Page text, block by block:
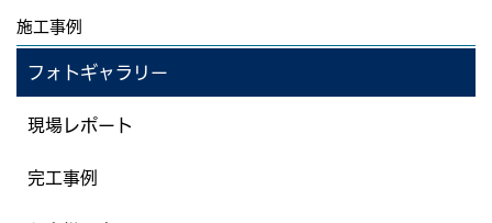
施工事例
フォトギャラリー
現場レポート
完工事例